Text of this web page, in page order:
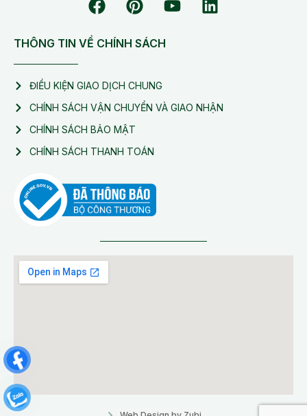
THÔNG TIN VỀ CHÍNH SÁCH
ĐIỀU KIỆN GIAO DỊCH CHUNG
CHÍNH SÁCH VẬN CHUYỂN VÀ GIAO NHẬN
CHÍNH SÁCH BẢO MẬT
CHÍNH SÁCH THANH TOÁN